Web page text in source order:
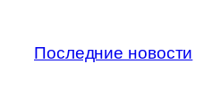
содержимому
Последние новости